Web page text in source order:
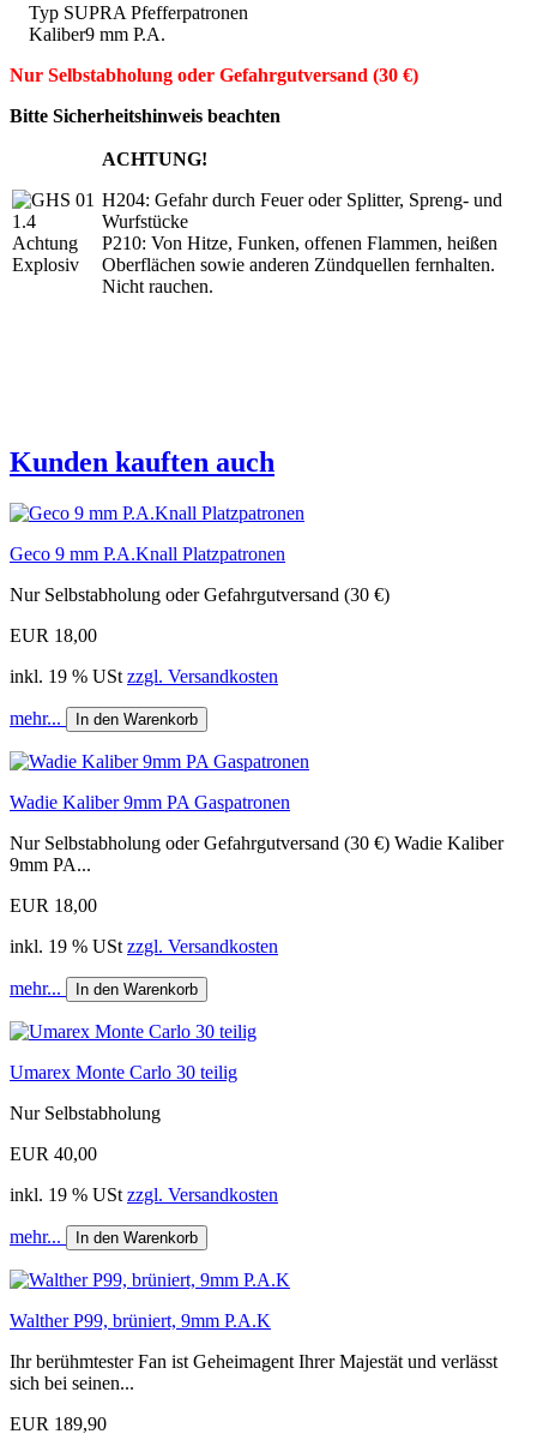
Typ SUPRA Pfefferpatronen
Kaliber9 mm P.A.
Nur Selbstabholung oder Gefahrgutversand (30 €)
Bitte Sicherheitshinweis beachten
ACHTUNG!
H204: Gefahr durch Feuer oder Splitter, Spreng- und
Wurfstücke
P210: Von Hitze, Funken, offenen Flammen, heißen
Oberflächen sowie anderen Zündquellen fernhalten.
Nicht rauchen.
Kunden kauften auch
Geco 9 mm P.A.Knall Platzpatronen
Nur Selbstabholung oder Gefahrgutversand (30 €)
EUR 18,00
inkl. 19 % USt zzgl. Versandkosten
mehr... In den Warenkorb
Wadie Kaliber 9mm PA Gaspatronen
Nur Selbstabholung oder Gefahrgutversand (30 €) Wadie Kaliber
9mm PA...
EUR 18,00
inkl. 19 % USt zzgl. Versandkosten
mehr... In den Warenkorb
Umarex Monte Carlo 30 teilig
Nur Selbstabholung
EUR 40,00
inkl. 19 % USt zzgl. Versandkosten
mehr... In den Warenkorb
Walther P99, brüniert, 9mm P.A.K
Ihr berühmtester Fan ist Geheimagent Ihrer Majestät und verlässt
sich bei seinen...
EUR 189,90